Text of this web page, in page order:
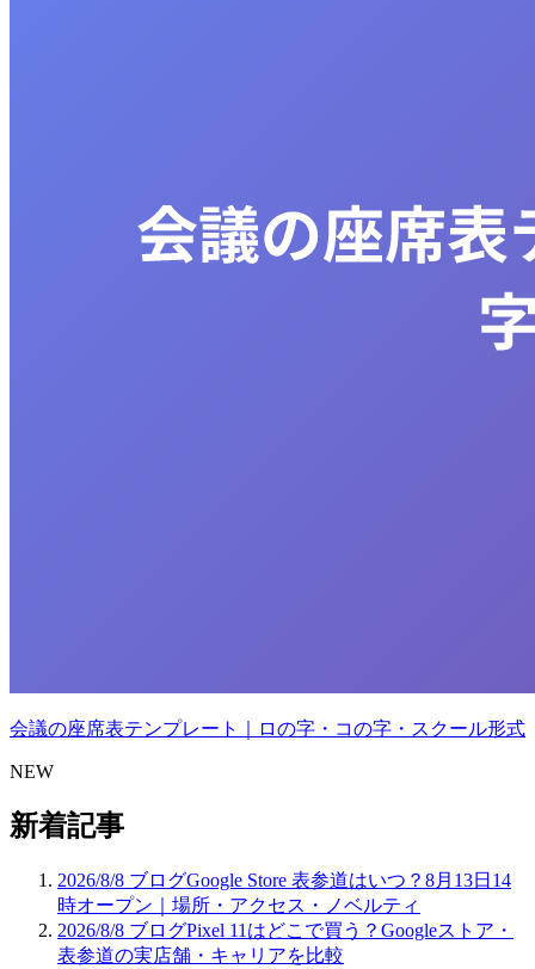
会議の座席表テンプレート｜ロの字・コの字・スクール形式
NEW
新着記事
2026/8/8 ブログGoogle Store 表参道はいつ？8月13日14
時オープン｜場所・アクセス・ノベルティ
2026/8/8 ブログPixel 11はどこで買う？Googleストア・
表参道の実店舗・キャリアを比較